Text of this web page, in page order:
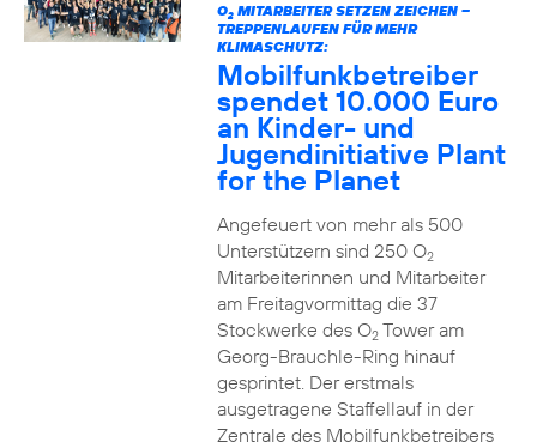
O2MITARBEITER SETZEN ZEICHEN –
TREPPENLAUFEN FÜR MEHR
KLIMASCHUTZ:
Mobilfunkbetreiber
spendet 10.000 Euro
an Kinder- und
Jugendinitiative Plant
for the Planet
Angefeuert von mehr als 500
Unterstützern sind 250 O2
Mitarbeiterinnen und Mitarbeiter
am Freitagvormittag die 37
Stockwerke des O2Tower am
Georg-Brauchle-Ring hinauf
gesprintet. Der erstmals
ausgetragene Staffellauf in der
Zentrale des Mobilfunkbetreibers